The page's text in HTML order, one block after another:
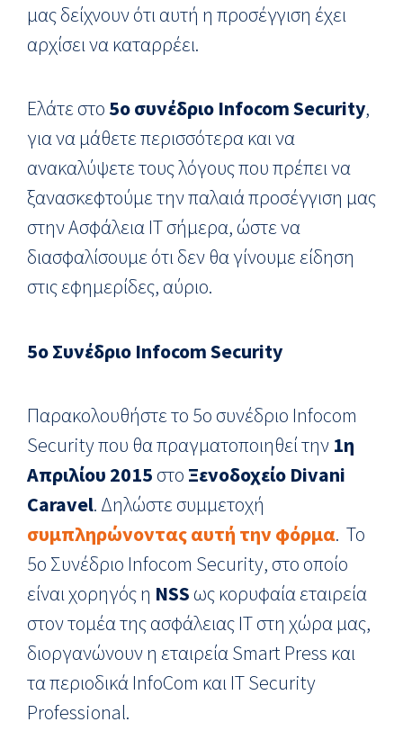
μας δείχνουν ότι αυτή η προσέγγιση έχει
αρχίσει να καταρρέει.
Ελάτε στο 5ο συνέδριο Infocom Security,
για να μάθετε περισσότερα και να
ανακαλύψετε τους λόγους που πρέπει να
ξανασκεφτούμε την παλαιά προσέγγιση μας
στην Ασφάλεια IT σήμερα, ώστε να
διασφαλίσουμε ότι δεν θα γίνουμε είδηση
στις εφημερίδες, αύριο.
5ο Συνέδριο Infocom Security
Παρακολουθήστε το 5ο συνέδριο Infocom
Security που θα πραγματοποιηθεί την 1η
Απριλίου 2015 στο Ξενοδοχείο Divani
Caravel. Δηλώστε συμμετοχή
συμπληρώνοντας αυτή την φόρμα. Το
5ο Συνέδριο Infocom Security, στο οποίο
είναι χορηγός η NSS ως κορυφαία εταιρεία
στον τομέα της ασφάλειας IT στη χώρα μας,
διοργανώνουν η εταιρεία Smart Press και
τα περιοδικά InfoCom και IT Security
Professional.